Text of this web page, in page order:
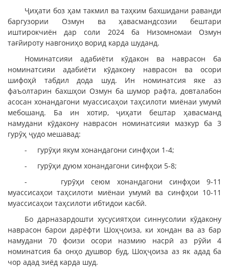
Ҷиҳати боз ҳам такмил ва таҳким бахшидани раванди
баргузории Озмун ва ҳавасмандсозии бештари
иштирокчиён дар соли 2024 ба Низомномаи Озмун
тағйироту навгониҳо ворид карда шуданд.
Номинатсияи адабиёти кӯдакон ва наврасон ба
номинатсияи адабиёти кӯдакону наврасон ва осори
шифоҳӣ табдил дода шуд. Ин номинатсия яке аз
фаъолтарин бахшҳои Озмун ба шумор рафта, довталабон
асосан хонандагони муассисаҳои таҳсилоти миёнаи умумӣ
мебошанд. Ба ин хотир, ҷиҳати бештар ҳавасманд
намудани кӯдакону наврасон номинатсияи мазкур ба 3
гурӯҳ ҷудо мешавад:
- гурӯҳи якум хонандагони синфҳои 1-4;
- гурӯҳи дуюм хонандагони синфҳои 5-8;
- гурӯҳи сеюм хонандагони синфҳои 9-11
муассисаҳои таҳсилоти миёнаи умумӣ ва синфҳои 10-11
муассисаҳои таҳсилоти ибтидои касбӣ.
Бо дарназардошти хусусиятҳои синнусолии кӯдакону
наврасон барои дарёфти Шоҳҷоиза, ки хондан ва аз бар
намудани 70 фоизи осори назмию насрӣ аз рӯйи 4
номинатсия ба онҳо душвор буд, Шоҳҷоиза аз як адад ба
чор адад зиёд карда шуд.